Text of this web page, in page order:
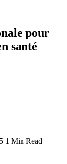
pour
santé
1 Min Read